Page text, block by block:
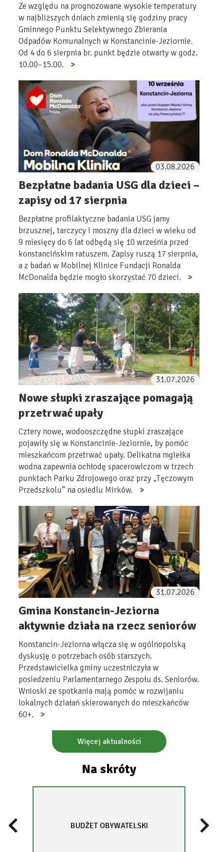
Ze względu na prognozowane wysokie temperatury
w najbliższych dniach zmienią się godziny pracy
Gminnego Punktu Selektywnego Zbierania
Odpadów Komunalnych w Konstancinie-Jeziornie.
Od 4 do 6 sierpnia br. punkt będzie otwarty w godz.
10.00–15.00.
03.08.2026
Bezpłatne badania USG dla dzieci –
zapisy od 17 sierpnia
Bezpłatne profilaktyczne badania USG jamy
brzusznej, tarczycy i moszny dla dzieci w wieku od
9 miesięcy do 6 lat odbędą się 10 września przed
konstancińskim ratuszem. Zapisy ruszą 17 sierpnia,
a z badań w Mobilnej Klinice Fundacji Ronalda
McDonalda będzie mogło skorzystać 70 dzieci.
31.07.2026
Nowe słupki zraszające pomagają
przetrwać upały
Cztery nowe, wodooszczędne słupki zraszające
pojawiły się w Konstancinie-Jeziornie, by pomóc
mieszkańcom przetrwać upały. Delikatna mgiełka
wodna zapewnia ochłodę spacerowiczom w trzech
punktach Parku Zdrojowego oraz przy „Tęczowym
Przedszkolu” na osiedlu Mirków.
31.07.2026
Gmina Konstancin-Jeziorna
aktywnie działa na rzecz seniorów
Konstancin-Jeziorna włącza się w ogólnopolską
dyskusję o potrzebach osób starszych.
Przedstawicielka gminy uczestniczyła w
posiedzeniu Parlamentarnego Zespołu ds. Seniorów.
Wnioski ze spotkania mają pomóc w rozwijaniu
lokalnych działań skierowanych do mieszkańców
60+.
Więcej aktualności
Na skróty
Previous
slide
BUDŻET OBYWATELSKI
Next
slide